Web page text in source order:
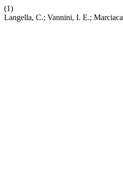
(1)
Langella, C.; Vannini, I. E.;